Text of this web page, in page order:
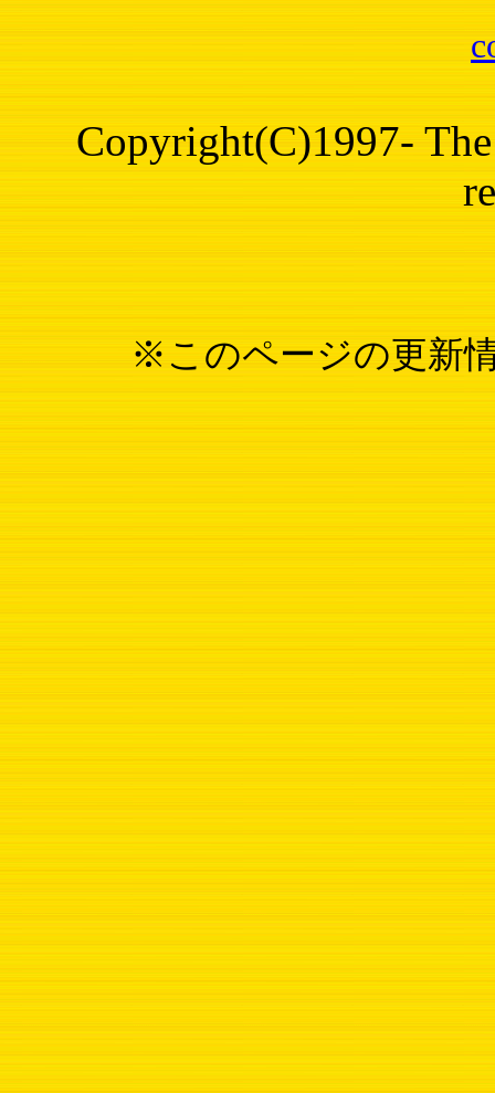
Copyright(C)1997-
※このページの更新